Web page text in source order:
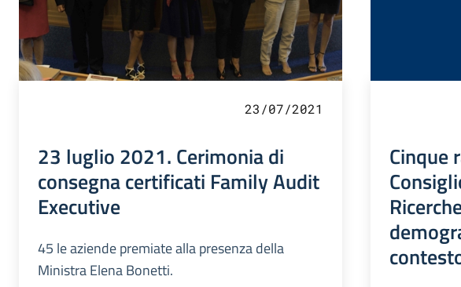
23/07/2021
23 luglio 2021. Cerimonia di
consegna certificati Family Audit
Executive
45 le aziende premiate alla presenza della
Ministra Elena Bonetti.
Cinque